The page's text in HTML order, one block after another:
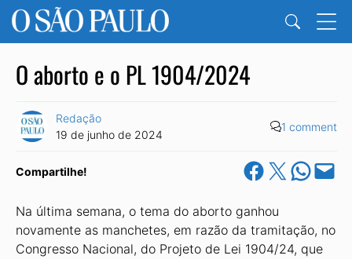
O aborto e o PL 1904/2024
Redação
19 de junho de 2024
1 comment
Compartilhe! Share on Facebook
Share on X Share on
Email this
Na última semana, o tema do aborto ganhou
novamente as manchetes, em razão da tramitação, no
Congresso Nacional, do Projeto de Lei 1904/24, que